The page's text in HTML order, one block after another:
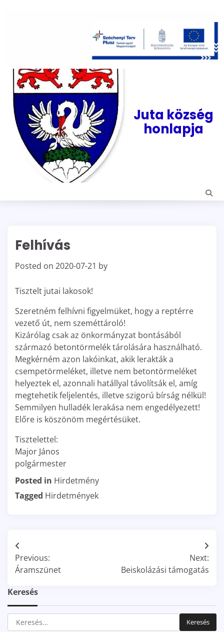
content
Juta község
honlapja
Felhívás
Posted on 2020-07-21 by
Tisztelt jutai lakosok!
Szeretném felhívni figyelmüket, hogy a reptérre
vezető út, nem szeméttároló!
Kizárólag csak az önkormányzat bontásából
származó betontörmelék tárolására használható.
Megkérném azon lakóinkat, akik lerakták a
csempetörmeléket, illetve nem betontörmeléket
helyeztek el, azonnali hatállyal távolítsák el, amíg
megtehetik feljelentés, illetve szigorú bírság nélkül!
Semmilyen hulladék lerakása nem engedélyezett!
Előre is köszönöm megértésüket.
Tisztelettel:
Major János
polgármester
Posted in Hirdetmény
Tagged Hirdetmények
Bejegyzés
navigáció
Previous:
Áramszünet
Next:
Beiskolázási támogatás
Keresés
Keresés: